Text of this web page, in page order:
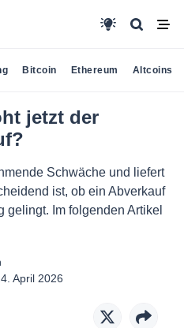
Bitcoin Ethereum Altcoins
jetzt der
Schwäche und liefert
ist, ob ein Abverkauf
Im folgenden Artikel
April 2026